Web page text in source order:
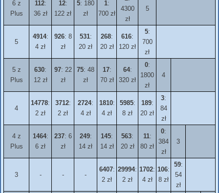
6 z
Plus
112:
36 zł
12:
122 zł
5: 180
zł
1:
700 zł
4300
zł
5
5
4914:
4 zł
926: 8
zł
531:
20 zł
268:
20 zł
616:
120 zł
5:
700
zł
5 z
Plus
630:
12 zł
97: 22
zł
75: 48
zł
17:
70 zł
64:
320 zł
0:
1800
zł
4
4
14778:
2 zł
3712:
2 zł
2724:
4 zł
1810:
4 zł
5985:
8 zł
189:
20 zł
3:
84
zł
4 z
Plus
1464:
6 zł
237: 6
zł
249:
14 zł
145:
14 zł
563:
20 zł
11:
80 zł
0:
384
zł
3
3 - - -
6407:
2 zł
29994:
2 zł
1702:
4 zł
106:
8 zł
59:
54
zł